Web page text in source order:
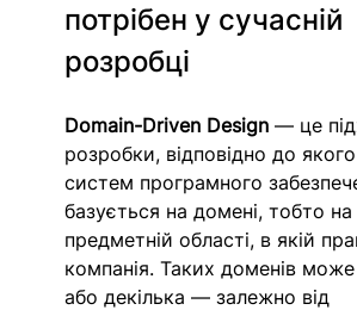
потрібен у сучасній
розробці
Domain-Driven Design — це
розробки, відповідно до
систем програмного
базується на домені, тобто на
предметній області, в якій
компанія. Таких доменів
або декілька — залежно від